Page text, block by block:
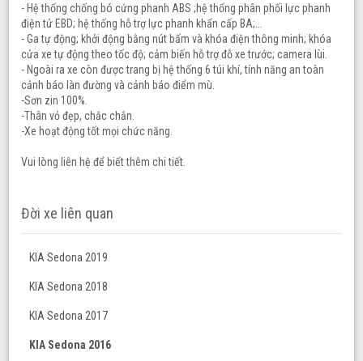
- Hệ thống chống bó cứng phanh ABS ;hệ thống phân phối lực phanh
điện tử EBD; hệ thống hỗ trợ lực phanh khẩn cấp BA;...
- Ga tự động; khởi động bằng nút bấm và khóa điện thông minh; khóa
cửa xe tự động theo tốc độ; cảm biến hỗ trợ đỗ xe trước; camera lùi.
- Ngoài ra xe còn được trang bị hệ thống 6 túi khí, tính năng an toàn
cảnh báo làn đường và cảnh báo điểm mù.
-Sơn zin 100%.
-Thân vỏ đẹp, chắc chắn.
-Xe hoạt động tốt mọi chức năng.
Vui lòng liên hệ để biết thêm chi tiết.
Đời xe liên quan
KIA Sedona 2019
KIA Sedona 2018
KIA Sedona 2017
KIA Sedona 2016